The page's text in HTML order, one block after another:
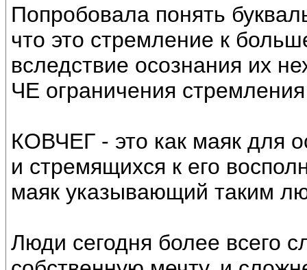
Попробовала понять
что это стремление к
вследствие осознания их
ЧЕ ограничения
КОВЧЕГ - это как маяк для
и стремящихся к его
маяк указывающий таким
Люди сегодня более всего